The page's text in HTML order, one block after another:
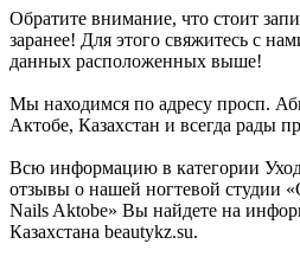
Обратите внимание, что стоит
заранее! Для этого свяжитесь с
данных расположенных выше!
Мы находимся по адресу просп.
Актобе, Казахстан и всегда рады
Всю информацию в категории
отзывы о нашей ногтевой студии
Nails Aktobe» Вы найдете на
Казахстана beautykz.su.